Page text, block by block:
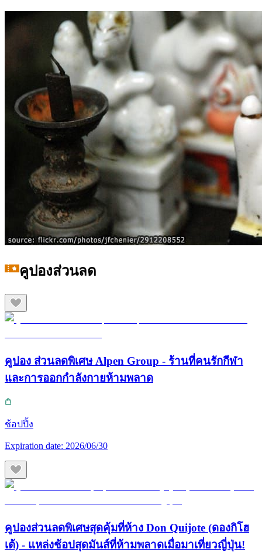
คูปองส่วนลด
คูปอง ส่วนลดพิเศษ Alpen Group - ร้านที่คนรักกีฬา
และการออกกำลังกายห้ามพลาด
ช้อปปิ้ง
Expiration date: 2026/06/30
คูปองส่วนลดพิเศษสุดคุ้มที่ห้าง Don Quijote (ดองกิโฮ
เต้) - แหล่งช้อปสุดมันส์ที่ห้ามพลาดเมื่อมาเที่ยวญี่ปุ่น!